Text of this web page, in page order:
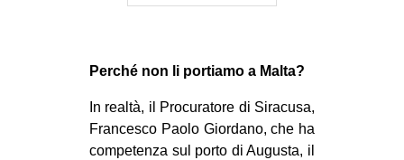
Perché non li portiamo a Malta?
In realtà, il Procuratore di Siracusa,
Francesco Paolo Giordano, che ha
competenza sul porto di Augusta, il